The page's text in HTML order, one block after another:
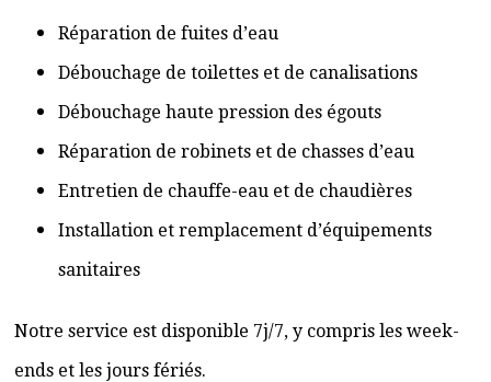
Réparation de fuites d’eau
Débouchage de toilettes et de canalisations
Débouchage haute pression des égouts
Réparation de robinets et de chasses d’eau
Entretien de chauffe-eau et de chaudières
Installation et remplacement d’équipements
sanitaires
Notre service est disponible 7j/7, y compris les week-
ends et les jours fériés.